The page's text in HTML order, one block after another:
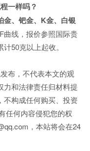
一样吗？
金、钯金、K金、白银
曲线，报价参照国际贵
50克以上起收。
布，不代表本文的观
力和法律责任归材料提
不构成任何购买、投资
任何内容侵犯您的权
，本站将会在24